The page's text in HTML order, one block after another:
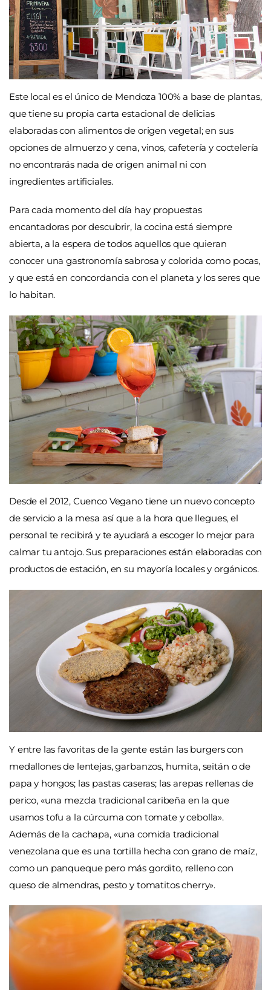
Este local es el único de Mendoza 100% a base de plantas,
que tiene su propia carta estacional de delicias
elaboradas con alimentos de origen vegetal; en sus
opciones de almuerzo y cena, vinos, cafetería y coctelería
no encontrarás nada de origen animal ni con
ingredientes artificiales.
Para cada momento del día hay propuestas
encantadoras por descubrir, la cocina está siempre
abierta, a la espera de todos aquellos que quieran
conocer una gastronomía sabrosa y colorida como pocas,
y que está en concordancia con el planeta y los seres que
lo habitan.
Desde el 2012, Cuenco Vegano tiene un nuevo concepto
de servicio a la mesa así que a la hora que llegues, el
personal te recibirá y te ayudará a escoger lo mejor para
calmar tu antojo. Sus preparaciones están elaboradas con
productos de estación, en su mayoría locales y orgánicos.
Y entre las favoritas de la gente están las burgers con
medallones de lentejas, garbanzos, humita, seitán o de
papa y hongos; las pastas caseras; las arepas rellenas de
perico, «una mezcla tradicional caribeña en la que
usamos tofu a la cúrcuma con tomate y cebolla».
Además de la cachapa, «una comida tradicional
venezolana que es una tortilla hecha con grano de maíz,
como un panqueque pero más gordito, relleno con
queso de almendras, pesto y tomatitos cherry».